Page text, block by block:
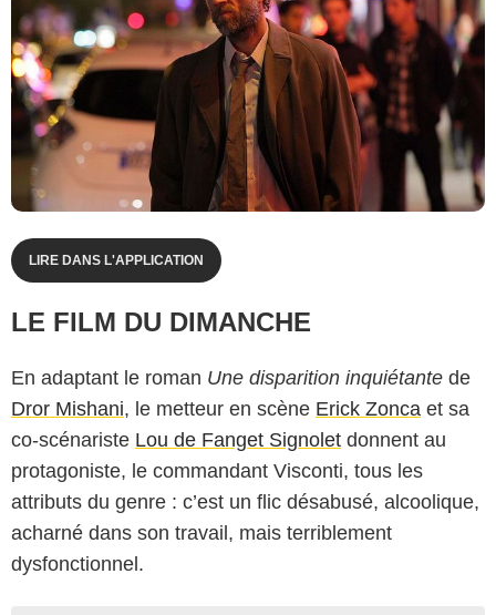
LIRE DANS L'APPLICATION
LE FILM DU DIMANCHE
En adaptant le roman Une disparition inquiétante de
Dror Mishani, le metteur en scène Erick Zonca et sa
co-scénariste Lou de Fanget Signolet donnent au
protagoniste, le commandant Visconti, tous les
attributs du genre : c’est un flic désabusé, alcoolique,
acharné dans son travail, mais terriblement
dysfonctionnel.